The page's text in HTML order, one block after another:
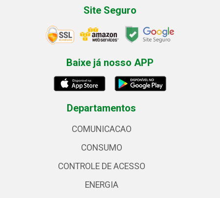
Site Seguro
Baixe já nosso APP
Departamentos
COMUNICACAO
CONSUMO
CONTROLE DE ACESSO
ENERGIA